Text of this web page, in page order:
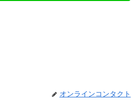
オンラインコンタクト